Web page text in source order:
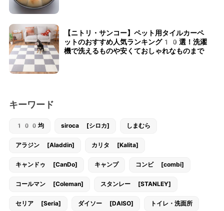
【ニトリ・サンコー】ペット用タイルカーペ
ットのおすすめ人気ランキング10選！洗濯
機で洗えるものや安くておしゃれなものまで
キーワード
100均 siroca [シロカ] しまむら
アラジン [Aladdin] カリタ [Kalita]
キャンドゥ [CanDo] キャンプ コンビ [combi]
コールマン [Coleman] スタンレー [STANLEY]
セリア [Seria] ダイソー [DAISO] トイレ・洗面所